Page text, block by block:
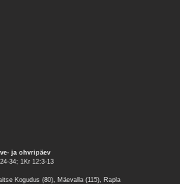
ja ohvripäev
34; 1Kr 12:3-13
Kogudus (80), Mäevalla (115), Rapla